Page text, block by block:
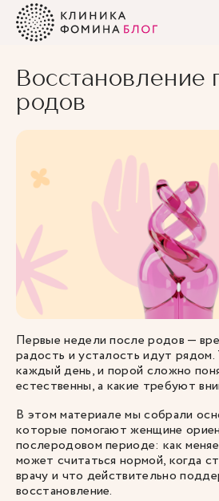
Главная Блог Статьи про беременность
и роды
Восстановление
родов
Первые недели после родов —
радость и усталость идут рядом.
каждый день, и порой сложно
естественны, а какие требуют
В этом материале мы собрали
которые помогают женщине
послеродовом периоде: как
может считаться нормой, когда
врачу и что действительно
восстановление.